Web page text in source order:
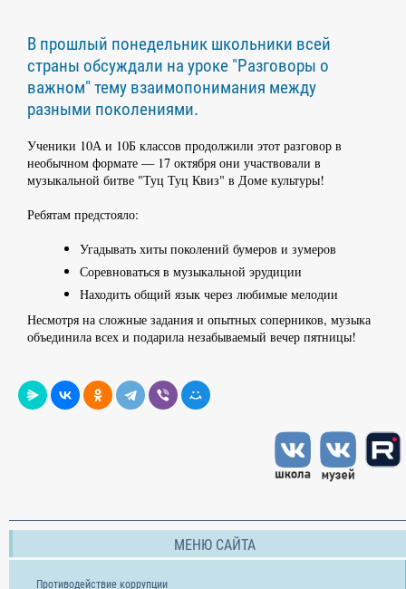
В прошлый понедельник школьники всей
страны обсуждали на уроке "Разговоры о
важном" тему взаимопонимания между
разными поколениями.
Ученики 10А и 10Б классов продолжили этот разговор в
необычном формате — 17 октября они участвовали в
музыкальной битве "Туц Туц Квиз" в Доме культуры!
Ребятам предстояло:
Угадывать хиты поколений бумеров и зумеров
Соревноваться в музыкальной эрудиции
Находить общий язык через любимые мелодии
Несмотря на сложные задания и опытных соперников, музыка
объединила всех и подарила незабываемый вечер пятницы!
МЕНЮ САЙТА
Противодействие коррупции